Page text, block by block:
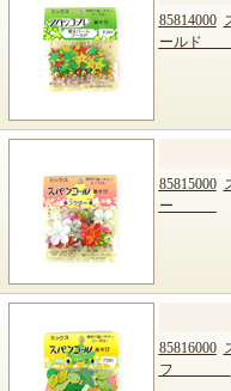
85814000
ール
85815000
ー
85816000
フ